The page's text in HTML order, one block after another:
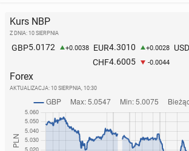
Kurs NBP
Z DNIA: 10 SIERPNIA
GBP5.0172 +0.0038 EUR4.3010 +0.0028 USD
CHF4.6005 -0.0044
Forex
AKTUALIZACJA: 10 SIERPNIA, 10:30